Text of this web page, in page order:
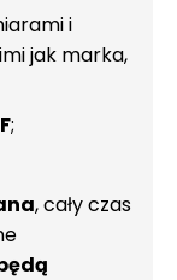
i
jak marka,
;
, cały czas